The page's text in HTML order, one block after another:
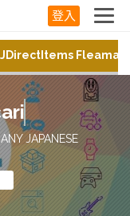
登入
JDirectItems
JAPANESE